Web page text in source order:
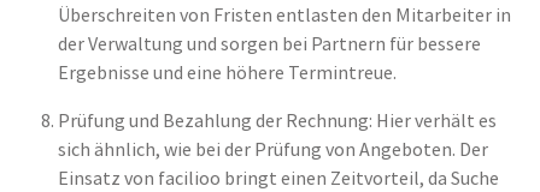
Überschreiten von Fristen entlasten den Mitarbeiter in
der Verwaltung und sorgen bei Partnern für bessere
Ergebnisse und eine höhere Termintreue.
Prüfung und Bezahlung der Rechnung: Hier verhält es
sich ähnlich, wie bei der Prüfung von Angeboten. Der
Einsatz von facilioo bringt einen Zeitvorteil, da Suche